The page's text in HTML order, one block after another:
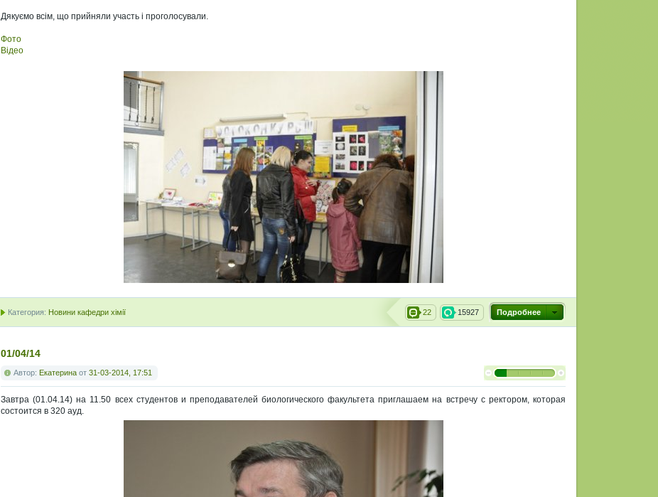
Дякуємо всім, що прийняли участь і проголосували.
Фото
Відео
Подробнее
15927
22
Категория: Новини кафедри хімії
01/04/14
Автор: Екатерина от 31-03-2014, 17:51
Завтра (01.04.14) на 11.50 всех студентов и преподавателей биологического факультета приглашаем на встречу с ректором, которая
состоится в 320 ауд.